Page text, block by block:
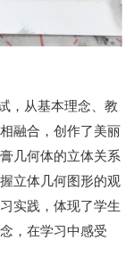
，从基本理念、教
相融合，创作了美丽
几何体的立体关系
立体几何图形的观
实践 ，体现了学生
，在学习中感受